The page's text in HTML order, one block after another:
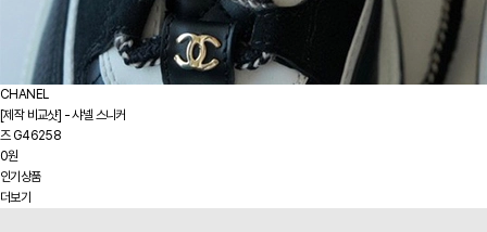
CHANEL
[제작 비교샷] - 샤넬 스니커
즈 G46258
0원
인기상품
더보기